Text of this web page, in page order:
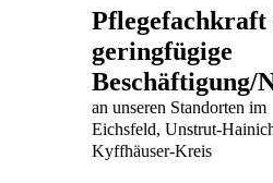
Pflegefachkraft
geringfügige
Beschäftigung/
an unseren Standorten im
Eichsfeld, Unstrut-
Kyffhäuser-Kreis